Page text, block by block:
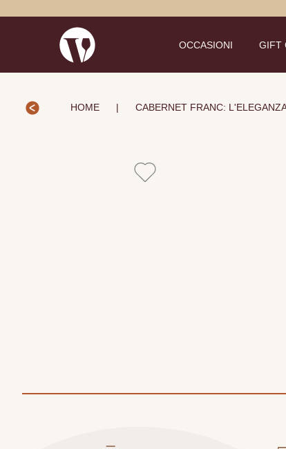
OCCASIONI GIFT
HOME | CABERNET FRANC: